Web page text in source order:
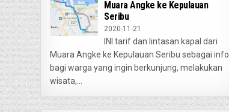
Muara Angke ke Kepulauan
Seribu
2020-11-21
INI tarif dan lintasan kapal dari
Muara Angke ke Kepulauan Seribu sebagai info
bagi warga yang ingin berkunjung, melakukan
wisata,...